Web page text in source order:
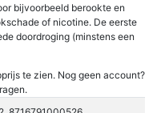
bijvoorbeeld berookte en
of nicotine. De eerste
doordroging (minstens een
te zien. Nog geen account?